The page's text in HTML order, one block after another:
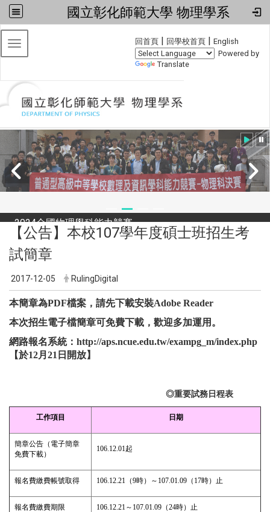
國立彰化師範大學 物理學系
回首頁 | 回學校首頁 | English
Powered by
Translate
Toggle navigation
2024全國物理學科能力競賽
【公告】本校107學年度碩士班招生考
試簡章
2017-12-05 RulingDigital
本簡章為PDF檔案，請先下載安裝Adobe Reader
本次招生電子檔簡章可免費下載，歡迎多加運用。
網路報名系統： http://aps.ncue.edu.tw/exampg_m/index.php
【於12月21日開放】
◎重要試務日程表
工作項目 日期
簡章公告（電子簡章
免費下載）
106.12.01 起
報名費繳費帳號取得 106.12.21 （9時）～ 107.01.09 （ 17時）止
報名費繳費期限 106.12.21 ～ 107.01.09 （24時）止